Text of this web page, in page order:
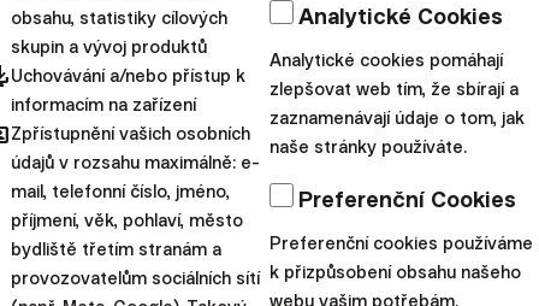
jednoduše, klidně a bez
zbytečného stresu. Užijte si
léto naplno – vaše pe...
Dominika
|1. června
Vyzkoušejte
obsahu, statistiky cílových
skupin a vývoj produktů
Uchovávání a/nebo přístup k
informacím na zařízení
Zpřístupnění vašich osobních
údajů v rozsahu maximálně: e-
mail, telefonní číslo, jméno,
příjmení, věk, pohlaví, město
bydliště třetím stranám a
provozovatelům sociálních sítí
Analytické Cookies
Analytické cookies pomáhají
zlepšovat web tím, že sbírají a
zaznamenávají údaje o tom, jak
naše stránky používáte.
Preferenční Cookies
Preferenční cookies používáme
k přizpůsobení obsahu našeho
webu vašim potřebám.